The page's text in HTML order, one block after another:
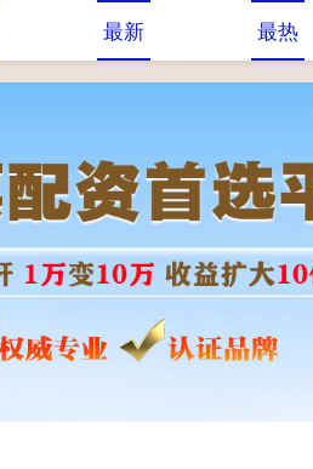
网上炒股配资
最新 最热